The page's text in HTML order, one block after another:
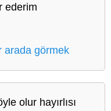
ederim
arada görmek
olur hayırlısı